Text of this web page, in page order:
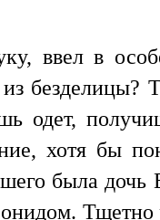
ввел в
одет,
хотя бы
была дочь